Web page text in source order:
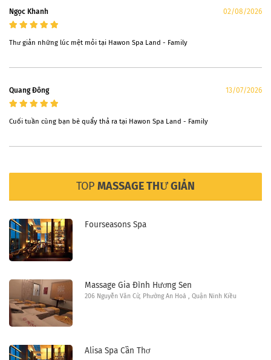
Ngọc Khanh 02/08/2026
Thư giản những lúc mệt mỏi tại Hawon Spa Land - Family
Quang Đông 13/07/2026
Cuối tuần cùng bạn bè quẩy thả ra tại Hawon Spa Land - Family
TOP MASSAGE THƯ GIẢN
Fourseasons Spa
Massage Gia Đình Hương Sen
206 Nguyễn Văn Cừ, Phường An Hoà , Quận Ninh Kiều
Alisa Spa Cần Thơ